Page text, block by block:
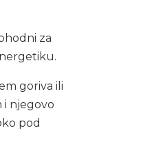
za
goriva ili
i njegovo
pod